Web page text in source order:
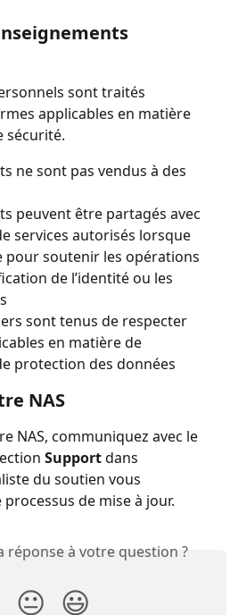
sont traités
applicables en matière
sécurité.
ne sont pas vendus à des
peuvent être partagés avec
services autorisés lorsque
pour soutenir les opérations
de l’identité ou les
sont tenus de respecter
en matière de
protection des données
NAS
NAS, communiquez avec le
Support dans
du soutien vous
de mise à jour.
réponse à votre question ?
😐 😃